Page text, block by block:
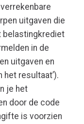
uitgaven die
belastingkrediet
in de
uitgaven en
resultaat’).
je het
door de code
is voorzien